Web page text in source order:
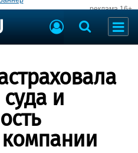
реклама 16+
и